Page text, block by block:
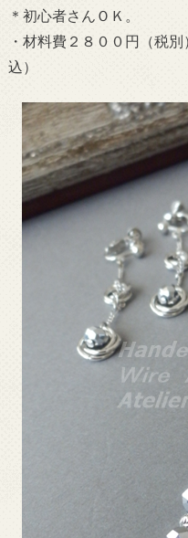
＊初心者さんＯＫ。
・材料費２８００円（税
込）